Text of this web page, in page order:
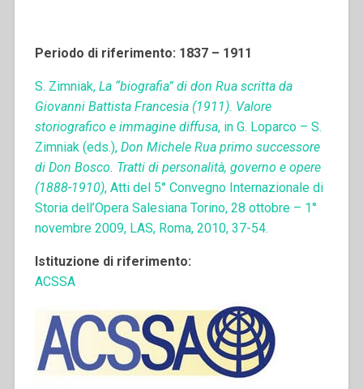
Periodo di riferimento: 1837 – 1911
S. Zimniak, La “biografia” di don Rua scritta da
Giovanni Battista Francesia (1911). Valore
storiografico e immagine diffusa, in G. Loparco – S.
Zimniak (eds.), Don Michele Rua primo successore
di Don Bosco. Tratti di personalità, governo e opere
(1888-1910), Atti del 5° Convegno Internazionale di
Storia dell’Opera Salesiana Torino, 28 ottobre – 1°
novembre 2009, LAS, Roma, 2010, 37-54.
Istituzione di riferimento:
ACSSA